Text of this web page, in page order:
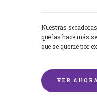
Nuestras
que las hace más
que se queme por
VER AHORA